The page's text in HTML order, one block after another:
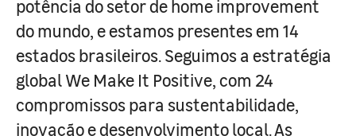
potência do setor de home improvement
do mundo, e estamos presentes em 14
estados brasileiros. Seguimos a estratégia
global We Make It Positive, com 24
compromissos para sustentabilidade,
inovação e desenvolvimento local. As